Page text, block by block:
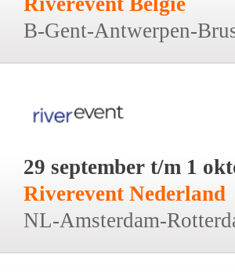
B-Gent-Antwerpen-
29 september t/m 1
Riverevent Nederland
NL-Amsterdam-